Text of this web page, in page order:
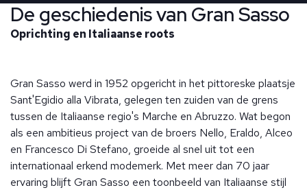
De geschiedenis van Gran Sasso
Oprichting en Italiaanse roots
Gran Sasso werd in 1952 opgericht in het pittoreske plaatsje
Sant'Egidio alla Vibrata, gelegen ten zuiden van de grens
tussen de Italiaanse regio's Marche en Abruzzo. Wat begon
als een ambitieus project van de broers Nello, Eraldo, Alceo
en Francesco Di Stefano, groeide al snel uit tot een
internationaal erkend modemerk. Met meer dan 70 jaar
ervaring blijft Gran Sasso een toonbeeld van Italiaanse stijl